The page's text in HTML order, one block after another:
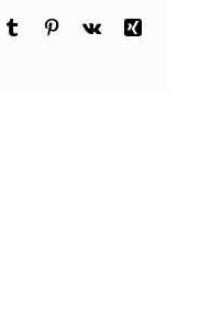
Tumblr Pinterest
Vk
Xing